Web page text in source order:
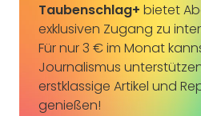
Taubenschlag+ bietet
exklusiven Zugang zu
Für nur 3 € im Monat
Journalismus
erstklassige Artikel und
genießen!